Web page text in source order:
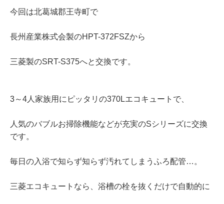
今回は北葛城郡王寺町で
長州産業株式会製のHPT-372FSZから
三菱製のSRT-S375へと交換です。
3～4人家族用にピッタリの370Lエコキュートで、
人気のバブルお掃除機能などが充実のSシリーズに交換
です。
毎日の入浴で知らず知らず汚れてしまうふろ配管…。
三菱エコキュートなら、浴槽の栓を抜くだけで自動的に